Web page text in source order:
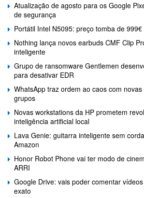
Atualização de agosto para os Google
de segurança
Portátil Intel N5095: preço tomba de
Nothing lança novos earbuds CMF Clip
inteligente
Grupo de ransomware Gentlemen
para desativar EDR
WhatsApp traz ordem ao caos com
grupos
Novas workstations da HP prometem
inteligência artificial local
Lava Genie: guitarra inteligente sem
Amazon
Honor Robot Phone vai ter modo de
ARRI
Google Drive: vais poder comentar
exato